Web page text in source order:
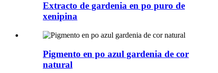
Extracto de gardenia en po puro de
xenipina
Pigmento en po azul gardenia de cor
natural